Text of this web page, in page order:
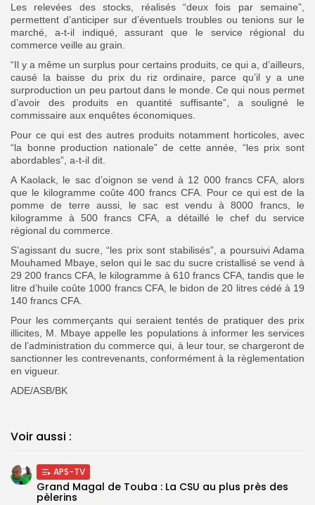
Les relevées des stocks, réalisés “deux fois par semaine”,
permettent d’anticiper sur d’éventuels troubles ou tenions sur le
marché, a-t-il indiqué, assurant que le service régional du
commerce veille au grain.
“Il y a même un surplus pour certains produits, ce qui a, d’ailleurs,
causé la baisse du prix du riz ordinaire, parce qu’il y a une
surproduction un peu partout dans le monde. Ce qui nous permet
d’avoir des produits en quantité suffisante”, a souligné le
commissaire aux enquêtes économiques.
Pour ce qui est des autres produits notamment horticoles, avec
“la bonne production nationale” de cette année, “les prix sont
abordables”, a-t-il dit.
A Kaolack, le sac d’oignon se vend à 12 000 francs CFA, alors
que le kilogramme coûte 400 francs CFA. Pour ce qui est de la
pomme de terre aussi, le sac est vendu à 8000 francs, le
kilogramme à 500 francs CFA, a détaillé le chef du service
régional du commerce.
S’agissant du sucre, “les prix sont stabilisés”, a poursuivi Adama
Mouhamed Mbaye, selon qui le sac du sucre cristallisé se vend à
29 200 francs CFA, le kilogramme à 610 francs CFA, tandis que le
litre d’huile coûte 1000 francs CFA, le bidon de 20 litres cédé à 19
140 francs CFA.
Pour les commerçants qui seraient tentés de pratiquer des prix
illicites, M. Mbaye appelle les populations à informer les services
de l’administration du commerce qui, à leur tour, se chargeront de
sanctionner les contrevenants, conformément à la règlementation
en vigueur.
ADE/ASB/BK
Voir aussi :
APS-TV
Grand Magal de Touba : La CSU au plus près des
pèlerins